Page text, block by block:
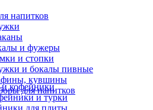
напитков
и фужеры
и стопки
и бокалы пивные
кувшины
для напитков
кофейники
и турки
для плиты